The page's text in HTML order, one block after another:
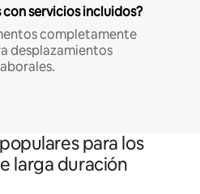
servicios incluidos?
completamente
desplazamientos
para los
larga duración